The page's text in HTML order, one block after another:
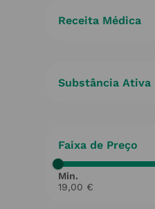
Receita Médica
Substância Ativa
Faixa de Preço
19,00 €